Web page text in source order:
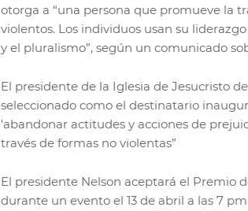
otorga a “una persona que promueve la
violentos. Los individuos usan su
y el pluralismo”, según un comunicado
El presidente de la Iglesia de Jesucristo
seleccionado como el destinatario
'abandonar actitudes y acciones de
través de formas no violentas”
El presidente Nelson aceptará el Premio
durante un evento el 13 de abril a las 7